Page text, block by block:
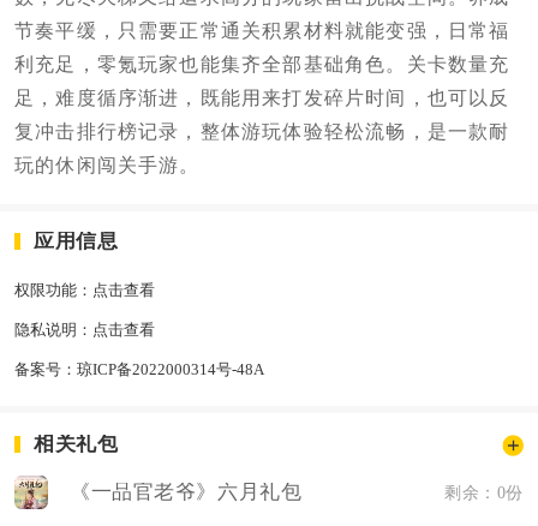
节奏平缓，只需要正常通关积累材料就能变强，日常福
利充足，零氪玩家也能集齐全部基础角色。关卡数量充
足，难度循序渐进，既能用来打发碎片时间，也可以反
复冲击排行榜记录，整体游玩体验轻松流畅，是一款耐
玩的休闲闯关手游。
应用信息
权限功能： 点击查看
隐私说明： 点击查看
备案号： 琼ICP备2022000314号-48A
相关礼包
《一品官老爷》六月礼包 剩余：0份